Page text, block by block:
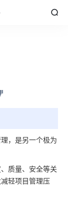
，是另一个极为
质量、安全等关
轻项目管理压